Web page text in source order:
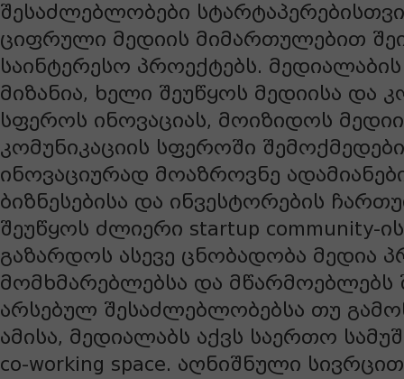
შესაძლებლობები
ციფრული მედიის მიმართულებით
საინტერესო პროექტებს.
მიზანია, ხელი შეუწყოს მედიისა და
სფეროს ინოვაციას, მოიზიდოს
კომუნიკაციის სფეროში
ინოვაციურად მოაზროვნე
ბიზნესებისა და ინვესტორების
შეუწყოს ძლიერი startup community-
გაზარდოს ასევე ცნობადობა მედია
მომხმარებლებსა და
არსებულ შესაძლებლობებსა თუ
ამისა, მედიალაბს აქვს საერთო
co-working space. აღნიშნული